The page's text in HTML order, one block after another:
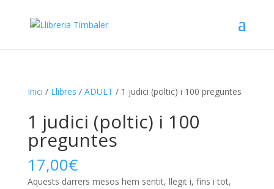
Inici / Llibres / ADULT / 1 judici (poltic) i 100 preguntes
1 judici (poltic) i 100
preguntes
17,00€
Aquests darrers mesos hem sentit, llegit i, fins i tot,